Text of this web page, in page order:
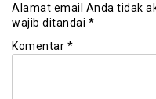
Alamat email Anda tidak
wajib ditandai *
Komentar *